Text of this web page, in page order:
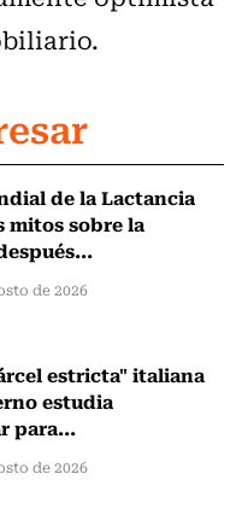
de la Lactancia
mitos sobre la
de 2026
estricta" italiana
estudia
para...
de 2026